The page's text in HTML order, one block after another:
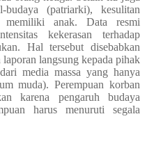
budaya (patriarki), kesulitan
memiliki anak. Data resmi
kekerasan terhadap
Hal tersebut disebabkan
langsung kepada pihak
media massa yang hanya
muda). Perempuan korban
karena pengaruh budaya
harus menuruti segala